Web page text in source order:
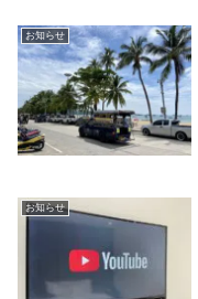
お知らせ
お知らせ